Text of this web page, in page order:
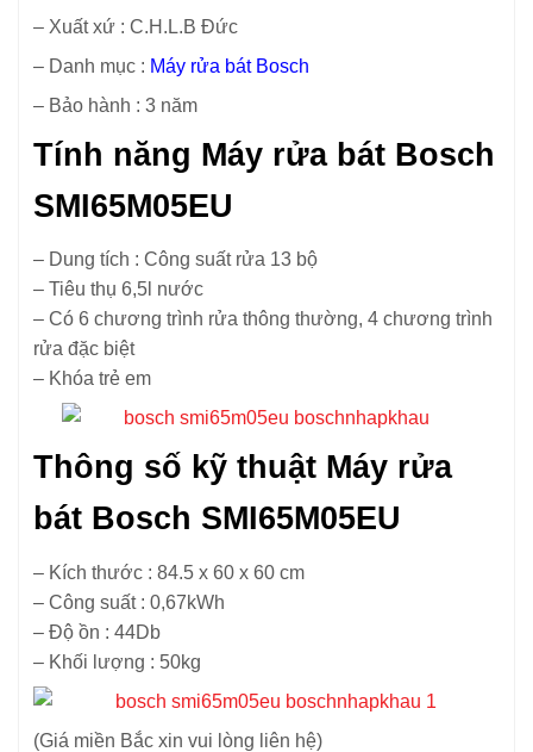
– Xuất xứ : C.H.L.B Đức
– Danh mục : Máy rửa bát Bosch
– Bảo hành : 3 năm
Tính năng Máy rửa bát Bosch
SMI65M05EU
– Dung tích : Công suất rửa 13 bộ
– Tiêu thụ 6,5l nước
– Có 6 chương trình rửa thông thường, 4 chương trình
rửa đặc biệt
– Khóa trẻ em
Thông số kỹ thuật Máy rửa
bát Bosch SMI65M05EU
– Kích thước : 84.5 x 60 x 60 cm
– Công suất : 0,67kWh
– Độ ồn : 44Db
– Khối lượng : 50kg
(Giá miền Bắc xin vui lòng liên hệ)